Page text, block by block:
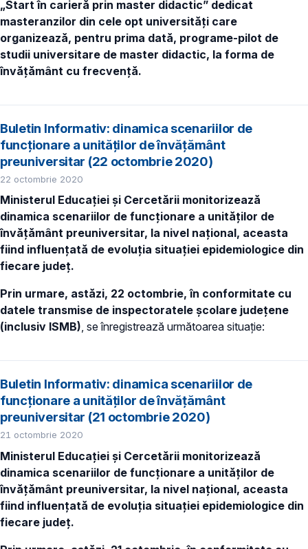
„Start în carieră prin master didactic” dedicat
masteranzilor din cele opt universități care
organizează, pentru prima dată, programe-pilot de
studii universitare de master didactic, la forma de
învățământ cu frecvență.
Buletin Informativ: dinamica scenariilor de
funcționare a unităților de învățământ
preuniversitar (22 octombrie 2020)
22 octombrie 2020
Ministerul Educației și Cercetării monitorizează
dinamica scenariilor de funcționare a unităților de
învățământ preuniversitar, la nivel național, aceasta
fiind influențată de evoluția situației epidemiologice din
fiecare județ.
Prin urmare, astăzi, 22 octombrie, în conformitate cu
datele transmise de inspectoratele școlare județene
(inclusiv ISMB), se înregistrează următoarea situație:
Buletin Informativ: dinamica scenariilor de
funcționare a unităților de învățământ
preuniversitar (21 octombrie 2020)
21 octombrie 2020
Ministerul Educației și Cercetării monitorizează
dinamica scenariilor de funcționare a unităților de
învățământ preuniversitar, la nivel național, aceasta
fiind influențată de evoluția situației epidemiologice din
fiecare județ.